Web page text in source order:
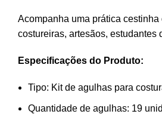
Acompanha uma prática
costureiras, artesãos, estudantes
Especificações do Produto:
Tipo: Kit de agulhas para
Quantidade de agulhas: 19